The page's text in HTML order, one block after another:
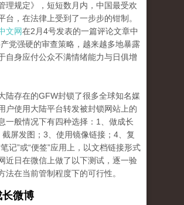
理规定》，短短数月内，中国最受欢
台，在法律上受到了一步步的钳制。
文网在2月4号发表的一篇评论文章中
党强硬的审查策略，越来越多地暴露
自身应付公众不满情绪能力与日俱增
陆存在的GFW封锁了很多全球知名媒
户使用大陆平台转发被封锁网站上的
一般情况下有四种选择：1、做成长
屏发图；3、使用镜像链接；4、复
记”或“便签”应用上，以文档链接形式
近日在微信上做了以下测试，逐一验
法在当前管制程度下的可行性。
长微博